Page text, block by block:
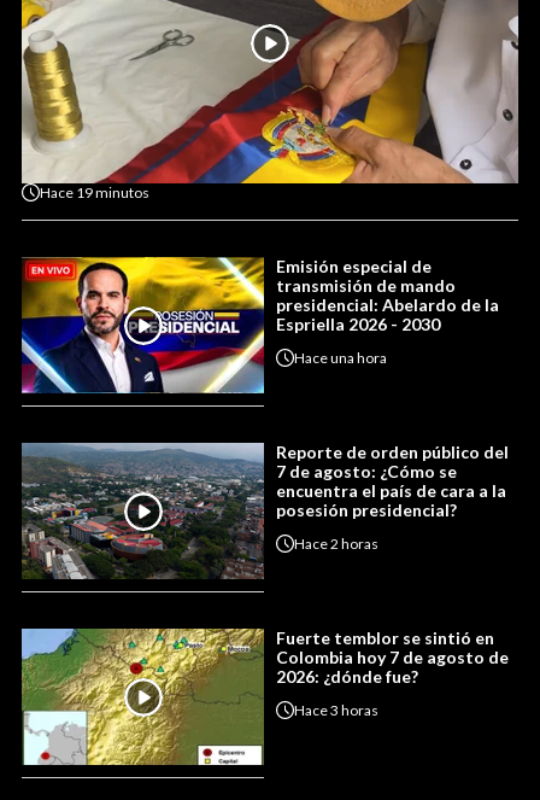
Hace 19 minutos
Emisión especial de
transmisión de mando
presidencial: Abelardo de la
Espriella 2026 - 2030
Haceuna hora
Reporte de orden público del
7 de agosto: ¿Cómo se
encuentra el país de cara a la
posesión presidencial?
Hace2 horas
Fuerte temblor se sintió en
Colombia hoy 7 de agosto de
2026: ¿dónde fue?
Hace3 horas